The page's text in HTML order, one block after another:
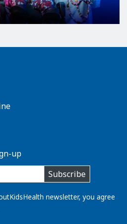
up
Subscribe
newsletter, you agree